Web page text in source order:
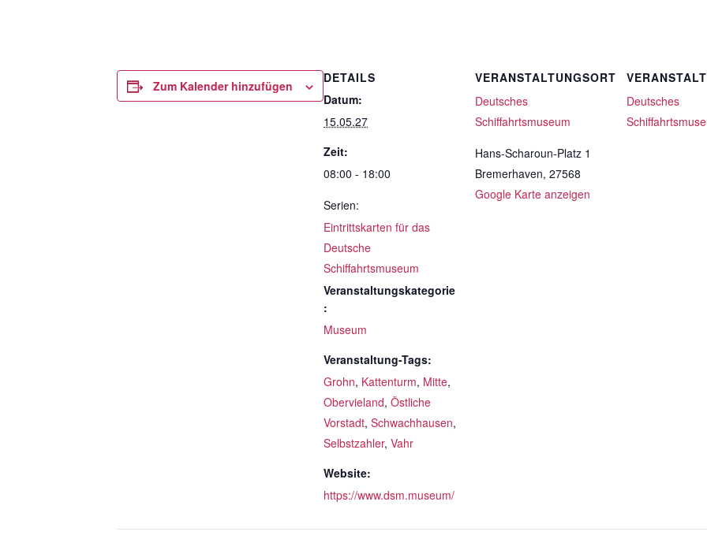
Zum Kalender hinzufügen
DETAILS
Datum:
15.05.27
Zeit:
08:00 - 18:00
Serien:
Eintrittskarten für das
Deutsche
Schiffahrtsmuseum
Veranstaltungskategorie
:
Museum
Veranstaltung-Tags:
Grohn, Kattenturm, Mitte,
Obervieland, Östliche
Vorstadt, Schwachhausen,
Selbstzahler, Vahr
Website:
https://www.dsm.museum/
VERANSTALTUNGSORT
Deutsches
Schiffahrtsmuseum
Hans-Scharoun-Platz 1
Bremerhaven, 27568
Google Karte anzeigen
Deutsches